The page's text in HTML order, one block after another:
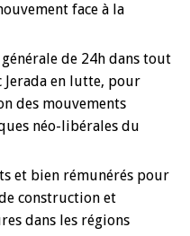
face à la
de 24h dans tout
Jerada en lutte, pour
des mouvements
néo-libérales du
et bien rémunérés pour
construction et
dans les régions